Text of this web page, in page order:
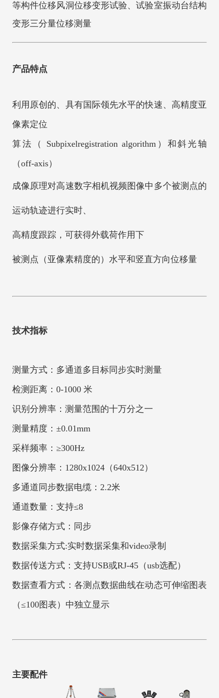
等构件位移风洞位移变形试验、试验室振动台结构
变形三分量位移测量
产品特点
利用原创的、具有国际领先水平的快速、高精度亚
像素定位
算法（ Subpixelregistration algorithm）和斜光轴
（off-axis）
成像原理对高速数字相机视频图像中多个被测点的
运动轨迹进行实时、
高精度跟踪，可获得外载荷作用下
被测点（亚像素精度的）水平和竖直方向位移量
技术指标
测量方式：多通道多目标同步实时测量
检测距离：0-1000 米
识别分辨率：测量范围的十万分之一
测量精度：±0.01mm
采样频率：≥300Hz
图像分辨率：1280x1024（640x512）
多通道同步数据电缆：2.2米
通道数量：支持≤8
影像存储方式：同步
数据采集方式:实时数据采集和video录制
数据传送方式：支持USB或RJ-45（usb选配）
数据查看方式：各测点数据曲线在动态可伸缩图表
（≤100图表）中独立显示
主要配件